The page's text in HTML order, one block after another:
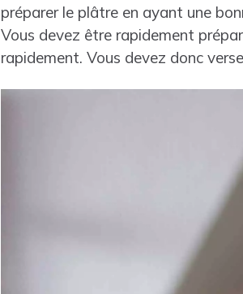
préparer le plâtre en ayant une
Vous devez être rapidement
rapidement. Vous devez donc